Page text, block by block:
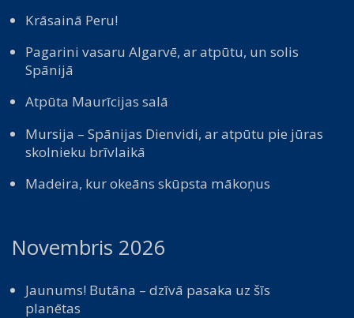
Krāsainā Peru!
Pagarini vasaru Algarvē, ar atpūtu, un solis
Spānijā
Atpūta Maurīcijas salā
Mursija – Spānijas Dienvidi, ar atpūtu pie jūras
skolnieku brīvlaikā
Madeira, kur okeāns skūpsta mākoņus
Novembris 2026
Jaunums! Butāna – dzīvā pasaka uz šīs
planētas